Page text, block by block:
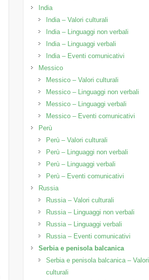
India
India – Valori culturali
India – Linguaggi non verbali
India – Linguaggi verbali
India – Eventi comunicativi
Messico
Messico – Valori culturali
Messico – Linguaggi non verbali
Messico – Linguaggi verbali
Messico – Eventi comunicativi
Perù
Perù – Valori culturali
Perù – Linguaggi non verbali
Perù – Linguaggi verbali
Perù – Eventi comunicativi
Russia
Russia – Valori culturali
Russia – Linguaggi non verbali
Russia – Linguaggi verbali
Russia – Eventi comunicativi
Serbia e penisola balcanica
Serbia e penisola balcanica – Valori
culturali